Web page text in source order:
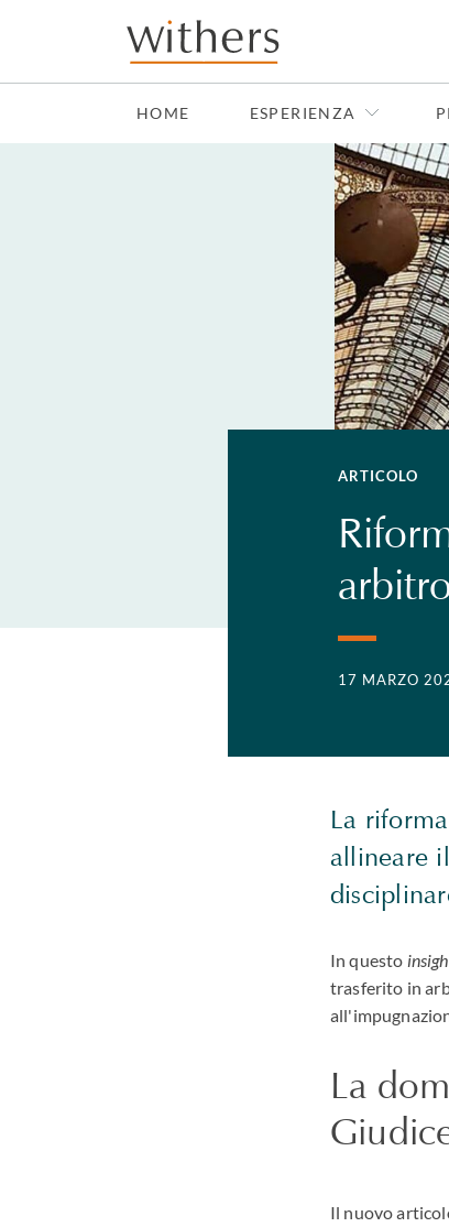
Skip to main content
HOME ESPERIENZA
ARTICOLO
17 MARZO
La
allineare
In questo
trasferito in
La
Il nuovo